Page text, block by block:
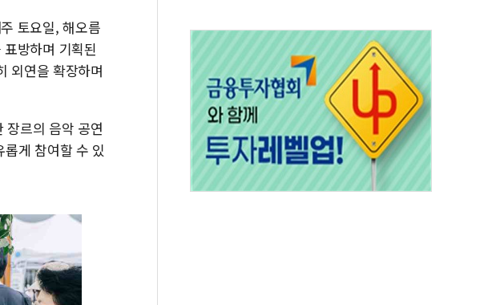
토요일, 해오름
방하며 기획된
외연을 확장하며
장르의 음악 공연
게 참여할 수 있